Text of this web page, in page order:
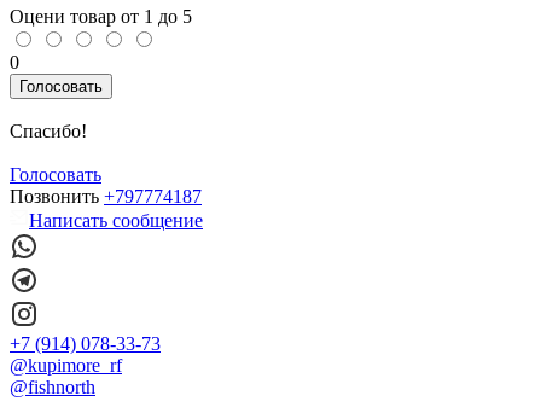
Оцени товар от 1 до 5
0
Голосовать
Спасибо!
Голосовать
Позвонить +797774187
Написать сообщение
+7 (914) 078-33-73
@kupimore_rf
@fishnorth